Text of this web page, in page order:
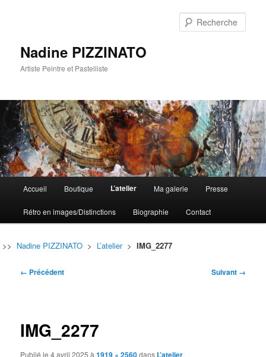
Nadine PIZZINATO
Artiste Peintre et Pastelliste
principal
Aller
au
contenu
principal
Aller
au
contenu
secondaire
Accueil Boutique L’atelier Ma galerie Presse
Rétro en images/Distinctions Biographie Contact
>> Nadine PIZZINATO > L’atelier> IMG_2277
Navigation
← Précédent Suivant →
IMG_2277
Publié le4 avril 2025 à1919 × 2560dans L’atelier